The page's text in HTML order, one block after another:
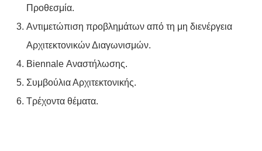
Προθεσμία.
Αντιμετώπιση προβλημάτων από τη μη διενέργεια
Αρχιτεκτονικών Διαγωνισμών.
Biennale Αναστήλωσης.
Συμβούλια Αρχιτεκτονικής.
Τρέχοντα θέματα.